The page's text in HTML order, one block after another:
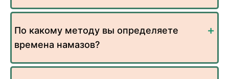
По какому методу вы определяете
времена намазов?